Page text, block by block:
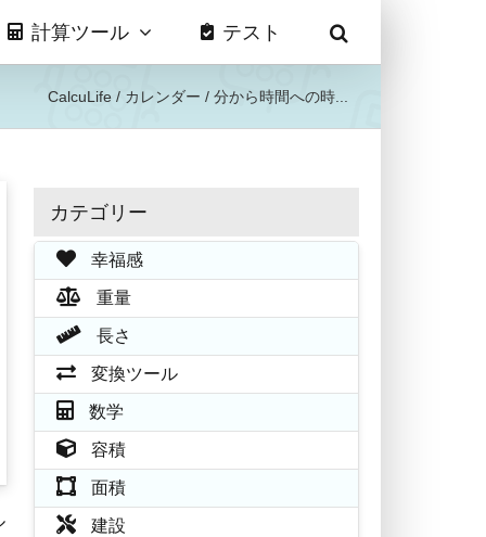
計算ツール テスト
CalcuLife / カレンダー / 分から時間への時...
カテゴリー
幸福感
重量
長さ
変換ツール
数学
容積
面積
建設